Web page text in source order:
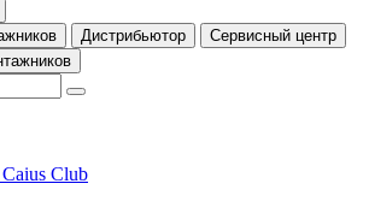
Дистрибьютор
Сервисный центр
для монтажников
Club